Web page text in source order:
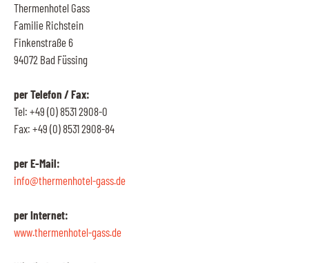
Thermenhotel Gass
Familie Richstein
Finkenstraße 6
94072 Bad Füssing
per Telefon / Fax:
Tel: +49 (0) 8531 2908-0
Fax: +49 (0) 8531 2908-84
per E-Mail:
info@thermenhotel-gass.de
per Internet:
www.thermenhotel-gass.de